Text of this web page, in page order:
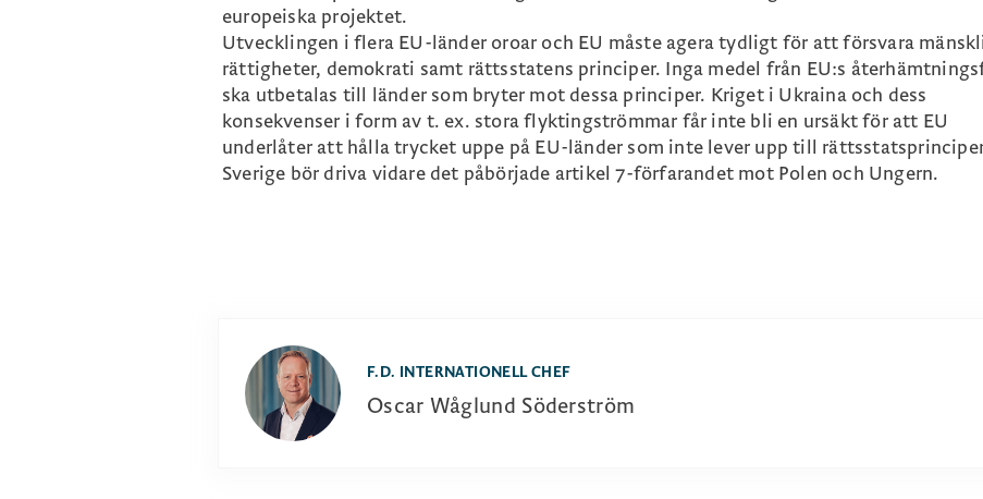
europeiska projektet.
Utvecklingen i flera EU-länder oroar och EU måste agera tydligt för att försvara
rättigheter, demokrati samt rättsstatens principer. Inga medel från EU:s
ska utbetalas till länder som bryter mot dessa principer. Kriget i Ukraina och dess
konsekvenser i form av t. ex. stora flyktingströmmar får inte bli en ursäkt för att EU
underlåter att hålla trycket uppe på EU-länder som inte lever upp till
Sverige bör driva vidare det påbörjade artikel 7-förfarandet mot Polen och Ungern.
F.D. INTERNATIONELL CHEF
Oscar Wåglund Söderström